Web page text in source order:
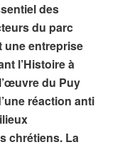
des
du parc
une entreprise
l’Histoire à
du Puy
réaction anti
chrétiens. La